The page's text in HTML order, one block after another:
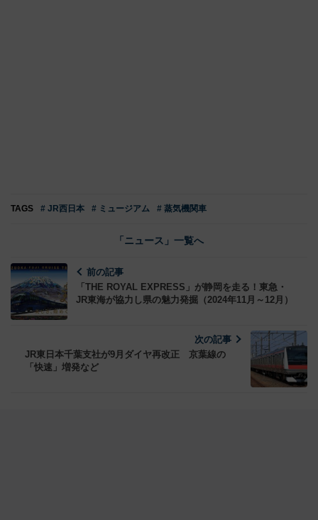
TAGS # JR西日本 # ミュージアム # 蒸気機関車
「ニュース」一覧へ
前の記事
「THE ROYAL EXPRESS」が静岡を走る！東急・
JR東海が協力し県の魅力発掘（2024年11月～12月）
次の記事
JR東日本千葉支社が9月ダイヤ再改正 京葉線の
「快速」増発など